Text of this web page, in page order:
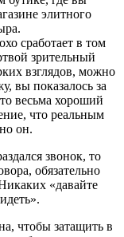
элитного
сработает в том
зрительный
взглядов, можно
вы показалось за
весьма хороший
что реальным
он.
звонок, то
обязательно
«давайте
чтобы затащить в